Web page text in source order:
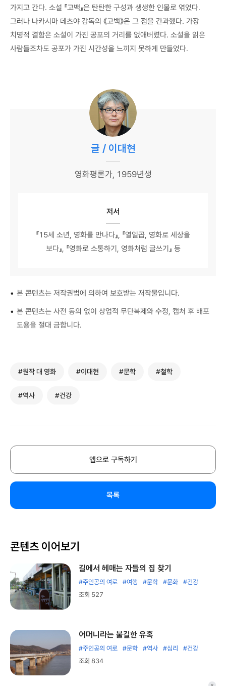
가지고 간다. 소설 『고백』은 탄탄한 구성과 생생한 인물로 엮었다.
그러나 나카시마 데츠야 감독의 《고백》은 그 점을 간과했다. 가장
치명적 결함은 소설이 가진 공포의 거리를 없애버렸다. 소설을 읽은
사람들조차도 공포가 가진 시간성을 느끼지 못하게 만들었다.
글 / 이대현
영화평론가, 1959년생
저서
『15세 소년, 영화를 만나다』, 『열일곱, 영화로 세상을
보다』, 『영화로 소통하기, 영화처럼 글쓰기』 등
• 본 콘텐츠는 저작권법에 의하여 보호받는 저작물입니다.
• 본 콘텐츠는 사전 동의 없이 상업적 무단복제와 수정, 캡처 후 배포
도용을 절대 금합니다.
#원작 대 영화 #이대현 #문학 #철학
#역사 #건강
앱으로 구독하기
목록
콘텐츠 이어보기
길에서 헤매는 자들의 집 찾기
#주인공의 여로 #여행 #문학 #문화
#건강
조회 527
어머니라는 불길한 유혹
#주인공의 여로 #문학 #역사 #심리
#건강
조회 834